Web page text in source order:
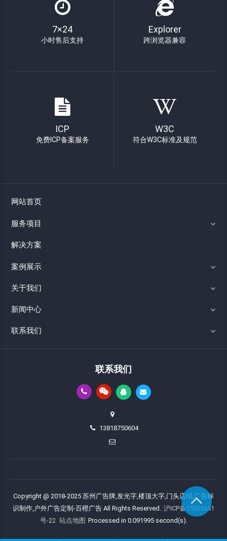
7×24
小时售后支持
Explorer
跨浏览器兼容
ICP
免费ICP备案服务
W3C
符合W3C标准及规范
网站首页
服务项目
解决方案
案例展示
关于我们
新闻中心
联系我们
联系我们
13818750604
Copyright @ 2018-2025 苏州广告牌,发光字,楼顶大字,门头店招,广告标
识制作,户外广告定制-百橙广告 All Rights Reserved.
沪ICP备15052651
号-22 站点地图 Processed in 0.091995 second(s).